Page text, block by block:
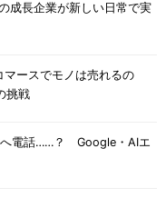
成長企業が新しい日常で実
ースでモノは売れるの
挑戦
へ電話……？ Google・AIエ